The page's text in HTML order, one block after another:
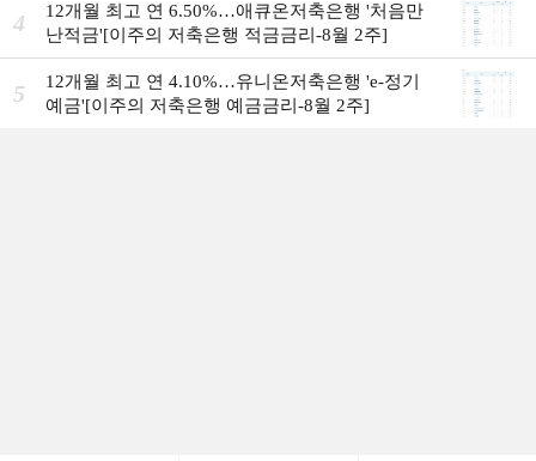
4
12개월 최고 연 6.50%…애큐온저축은행 '처음만
난적금'[이주의 저축은행 적금금리-8월 2주]
5
12개월 최고 연 4.10%…유니온저축은행 'e-정기
예금'[이주의 저축은행 예금금리-8월 2주]